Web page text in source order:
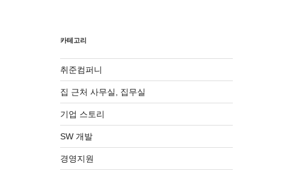
카테고리
취준컴퍼니
집 근처 사무실, 집무실
기업 스토리
SW 개발
경영지원